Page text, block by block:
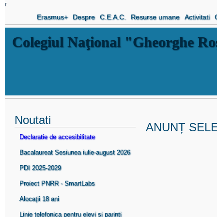
Erasmus+ Despre C.E.A.C. Resurse umane Activitati
r.
Colegiul Naţional "Gheorghe
Noutati
Declaratie de accesibilitate
Bacalaureat Sesiunea iulie-august 2026
PDI 2025-2029
Proiect PNRR - SmartLabs
Alocații 18 ani
Linie telefonica pentru elevi si parinti
ANUNȚ